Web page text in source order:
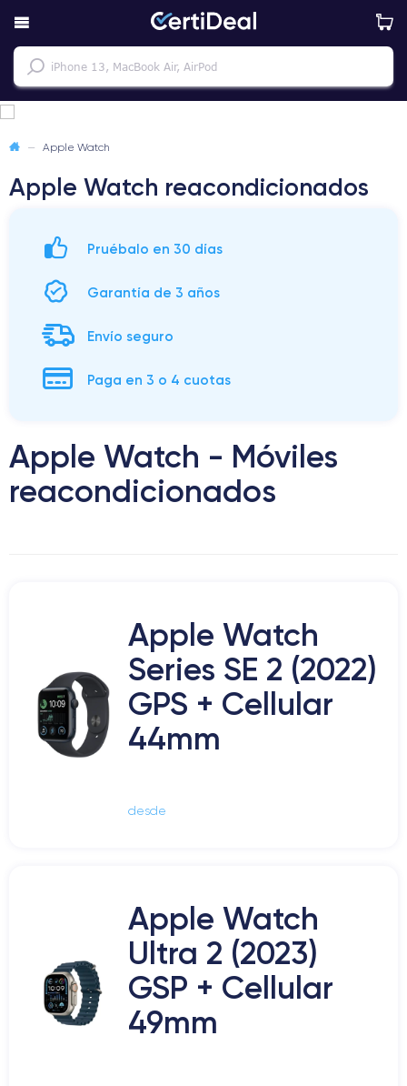
— Apple Watch
Apple Watch reacondicionados
Pruébalo en 30 días
Garantía de 3 años
Envío seguro
Paga en 3 o 4 cuotas
Apple Watch - Móviles
reacondicionados
Apple Watch
Series SE 2 (2022)
GPS + Cellular
44mm
desde
Apple Watch
Ultra 2 (2023)
GSP + Cellular
49mm